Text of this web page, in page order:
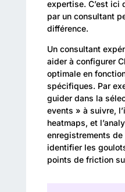
expertise. C’est ici
par un consultant
différence.
Un consultant
aider à configurer
optimale en
spécifiques. Par
guider dans la
events » à suivre,
heatmaps, et
enregistrements
identifier les
points de friction